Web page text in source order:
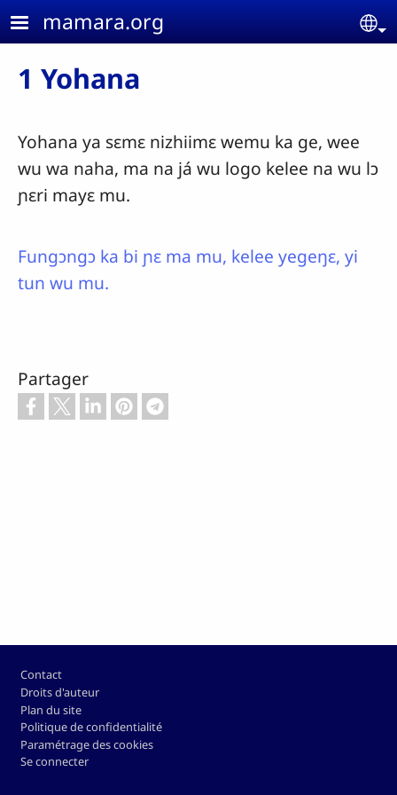
Aller au contenu principal
mamara.org
1 Yohana
Yohana ya sɛmɛ nizhiimɛ wemu ka ge, wee
wu wa naha, ma na já wu logo kelee na wu lɔ
ɲɛri mayɛ mu.
Fungɔngɔ ka bi ɲɛ ma mu, kelee yegeŋɛ, yi
tun wu mu.
Partager
Pied de page
Contact
Droits d'auteur
Plan du site
Politique de confidentialité
Paramétrage des cookies
Se connecter